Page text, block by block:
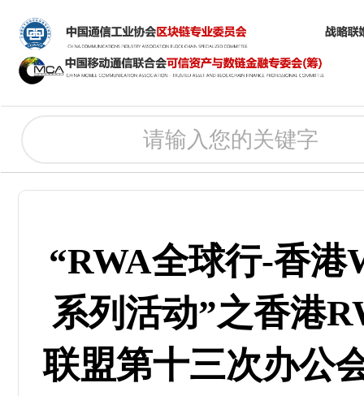
“RWA全球行-香港
系列活动”之香港
联盟第十三次办公